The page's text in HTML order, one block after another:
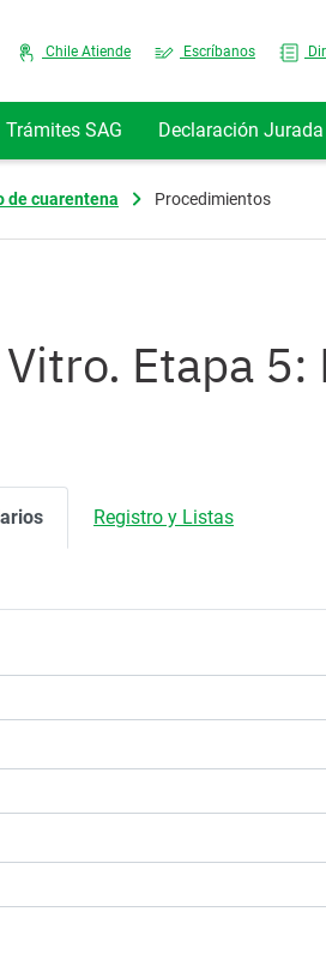
Chile Atiende Escríbanos
Trámites SAG Declaración
de cuarentena Procedimientos
Etapa
Registro y Listas